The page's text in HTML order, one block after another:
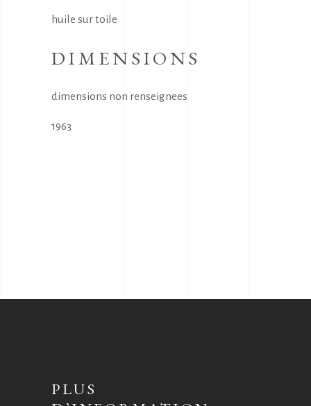
huile sur toile
DIMENSIONS
dimensions non renseignees
1963
PLUS